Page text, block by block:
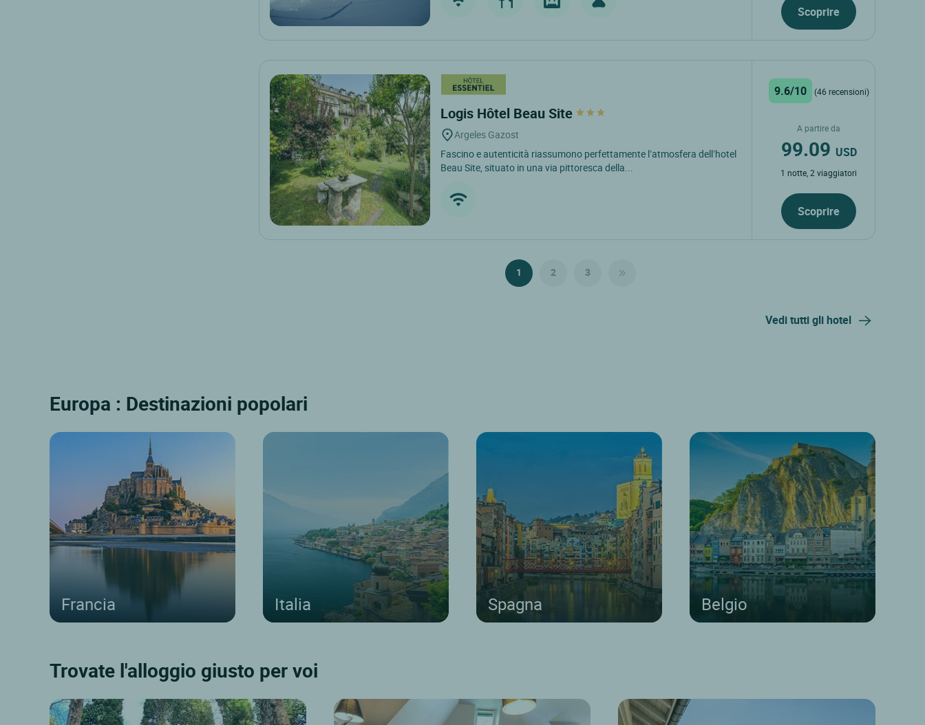
Scoprire
Logis Hôtel Beau Site
Argeles Gazost
Fascino e autenticità riassumono perfettamente l’atmosfera dell’hotel
Beau Site, situato in una via pittoresca della...
9.6/10 (46 recensioni)
A partire da
99.09 USD
1 notte, 2 viaggiatori
Scoprire
1 2 3
Vedi tutti gli hotel
Europa : Destinazioni popolari
Francia Italia Spagna Belgio
Trovate l'alloggio giusto per voi